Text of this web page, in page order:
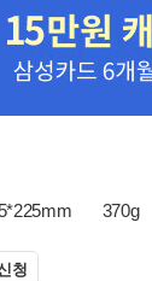
370g
청